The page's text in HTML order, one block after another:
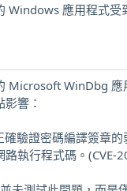
Windows 應用程式受
Microsoft WinDbg 應
響：
確驗證密碼編譯簽章
路執行程式碼。(CVE-